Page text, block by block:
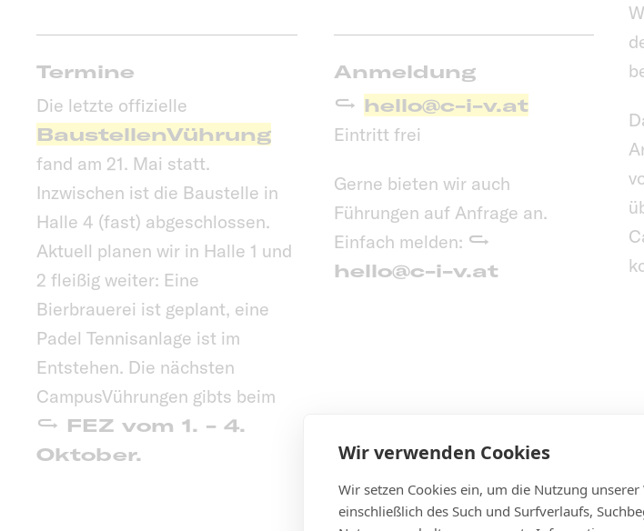
Wir verwenden Cookies
Wir setzen Cookies ein, um die Nutzung
einschließlich des Such und Surfverlaufs,
Termine
Die letzte offizielle
BaustellenVührung
fand am 21. Mai statt.
Inzwischen ist die Baustelle in
Halle 4 (fast) abgeschlossen.
Aktuell planen wir in Halle 1 und
2 fleißig weiter: Eine
Bierbrauerei ist geplant, eine
Padel Tennisanlage ist im
Entstehen. Die nächsten
CampusVührungen gibts beim
FEZ vom 1. - 4.
Oktober.
Anmeldung
hello@c-i-v.at
Eintritt frei
Gerne bieten wir auch
Führungen auf Anfrage an.
Einfach melden:
hello@c-i-v.at